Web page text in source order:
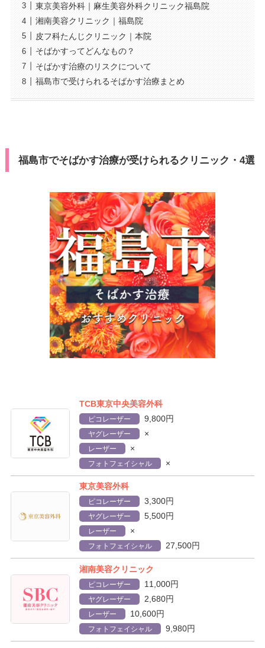
東京美容外科｜麻生美容外科クリニック福島院
湘南美容クリニック｜福島院
皮フ科たんじクリニック｜本院
そばかすってどんなもの？
そばかす治療のリスクについて
福島市で受けられるそばかす治療まとめ
福島市でそばかす治療が受けられるクリニック・4選
TCB東京中央美容外科
ピコレーザー 9,800円
ヤグレーザー ×
レーザー ×
フォトフェイシャル ×
東京美容外科
ピコレーザー 3,300円
ヤグレーザー 5,500円
レーザー ×
フォトフェイシャル 27,500円
湘南美容クリニック
ピコレーザー 11,000円
ヤグレーザー 2,680円
レーザー 10,600円
フォトフェイシャル 9,980円